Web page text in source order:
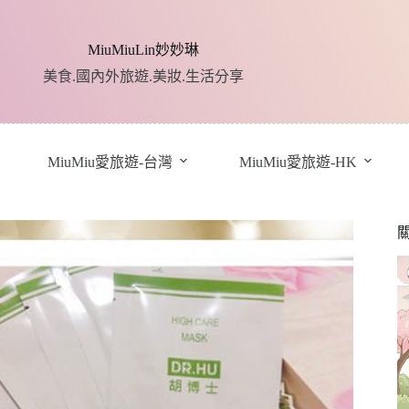
MiuMiuLin妙妙琳
美食.國內外旅遊.美妝.生活分享
MiuMiu愛旅遊-台灣 MiuMiu愛旅遊-HK